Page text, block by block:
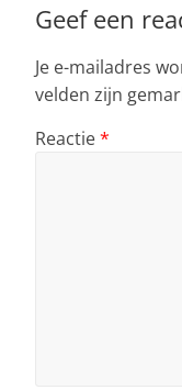
Geef een
Je e-mailadres
velden zijn
Reactie*